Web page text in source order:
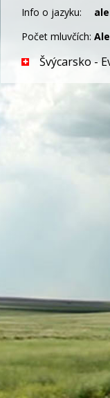
Info o jazyku:
Počet mluvčích:
Švýcarsko -